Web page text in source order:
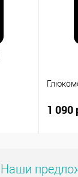
1 090
Наши